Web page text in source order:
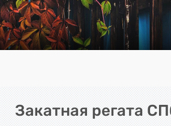
Закатная регата